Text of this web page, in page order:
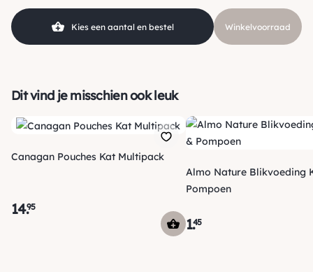
Kies een aantal en bestel Winkelvoorraad
Dit vind je misschien ook leuk
Canagan Pouches Kat Multipack
14.95
Almo Nature Blikvoeding
Pompoen
1.45